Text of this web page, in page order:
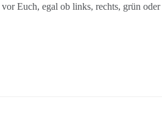
Euch, egal ob links, rechts, grün oder